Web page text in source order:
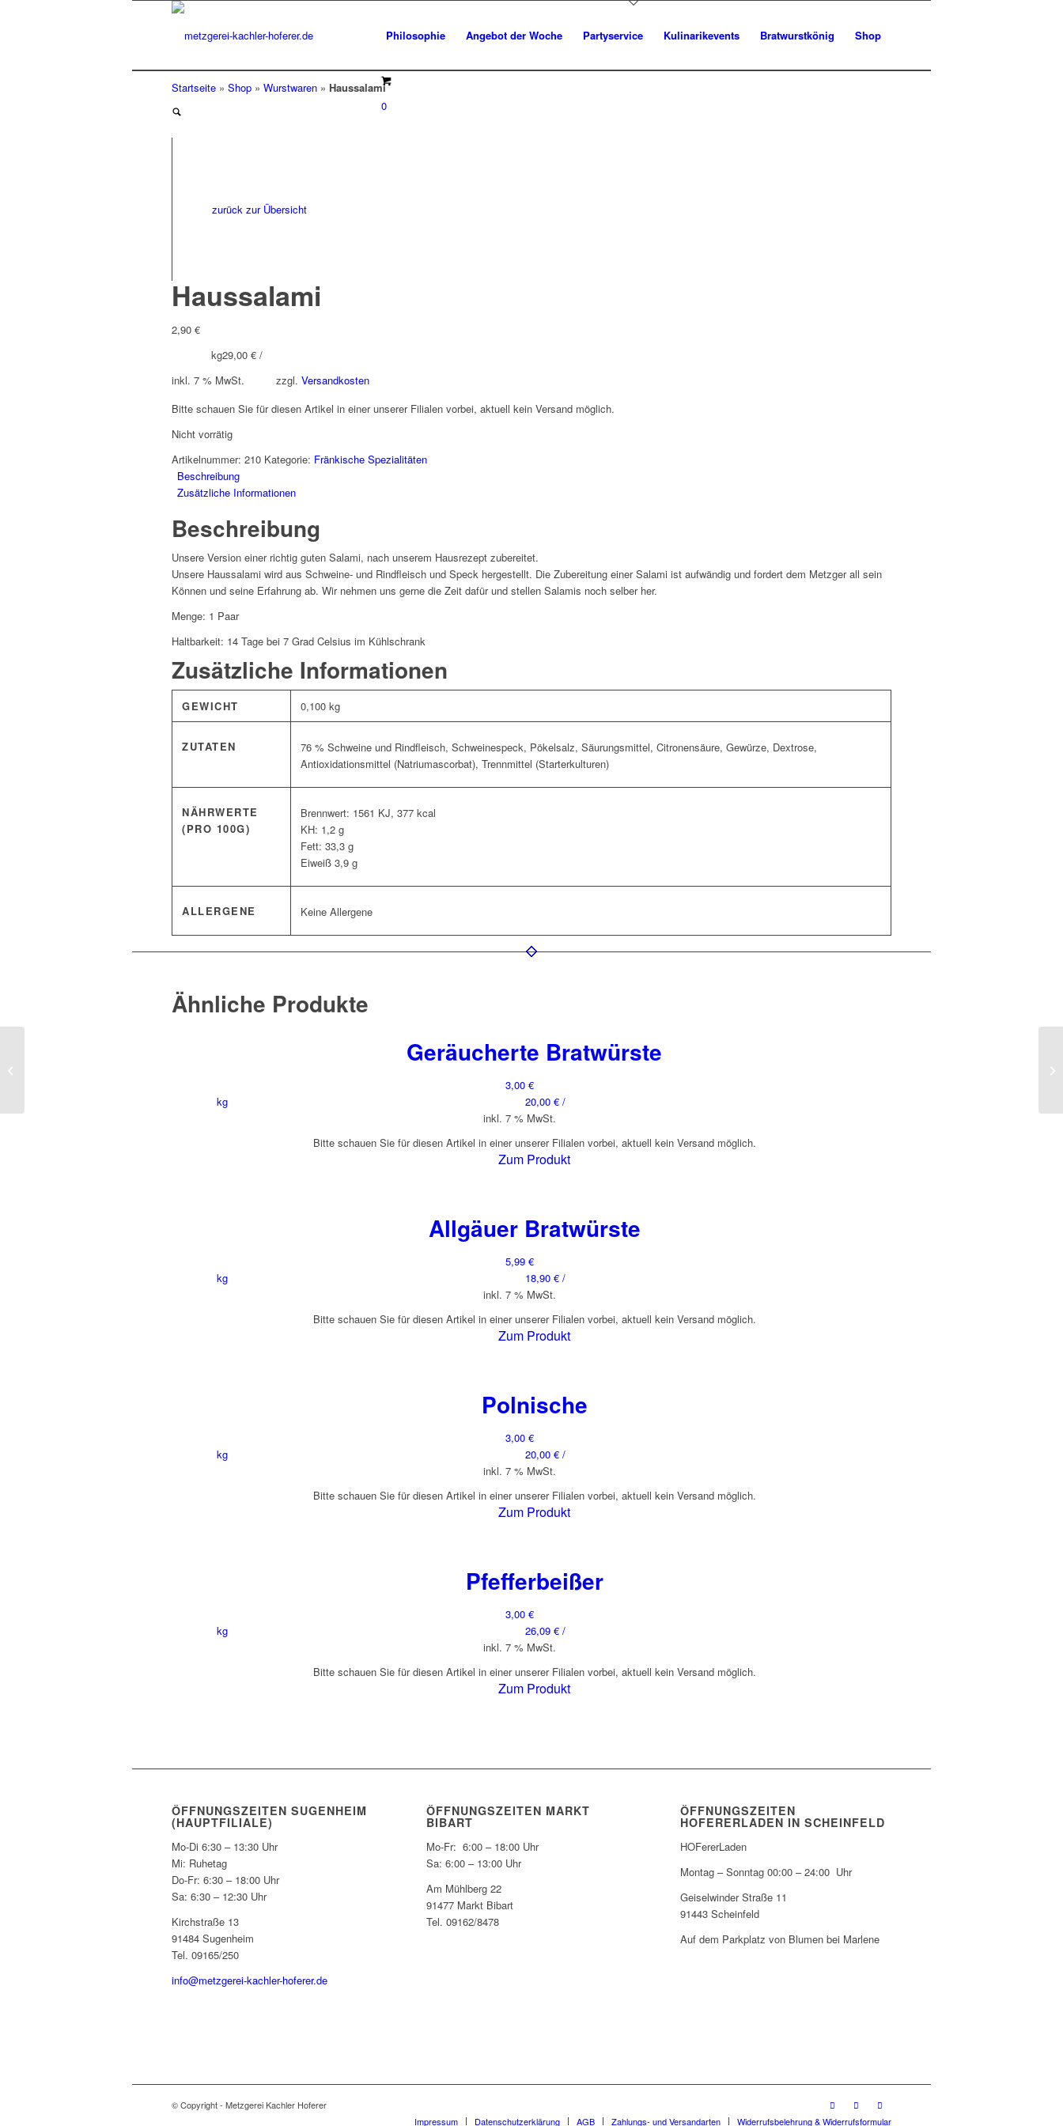
Philosophie Angebot der Woche Partyservice Kulinarikevents Bratwurstkönig Shop
0
Startseite » Shop » Wurstwaren » Haussalami
zurück zur Übersicht
Haussalami
2,90 €
29,00 € /
kg
inkl. 7 % MwSt.
zzgl.Versandkosten
Bitte schauen Sie für diesen Artikel in einer unserer Filialen vorbei, aktuell kein Versand möglich.
Nicht vorrätig
Artikelnummer: 210 Kategorie: Fränkische Spezialitäten
Beschreibung
Zusätzliche Informationen
Beschreibung
Unsere Version einer richtig guten Salami, nach unserem Hausrezept zubereitet.
Unsere Haussalami wird aus Schweine- und Rindfleisch und Speck hergestellt. Die Zubereitung einer Salami ist aufwändig und fordert dem Metzger all sein
Können und seine Erfahrung ab. Wir nehmen uns gerne die Zeit dafür und stellen Salamis noch selber her.
Menge: 1 Paar
Haltbarkeit: 14 Tage bei 7 Grad Celsius im Kühlschrank
Zusätzliche Informationen
GEWICHT 0,100 kg
ZUTATEN
76 % Schweine und Rindfleisch, Schweinespeck, Pökelsalz, Säurungsmittel, Citronensäure, Gewürze, Dextrose,
Antioxidationsmittel (Natriumascorbat), Trennmittel (Starterkulturen)
NÄHRWERTE
(PRO 100G)
Brennwert: 1561 KJ, 377 kcal
KH: 1,2 g
Fett: 33,3 g
Eiweiß 3,9 g
ALLERGENE Keine Allergene
Ähnliche Produkte
Geräucherte Bratwürste
3,00€
20,00 €/
kg
inkl. 7 % MwSt.
Bitte schauen Sie für diesen Artikel in einer unserer Filialen vorbei, aktuell kein Versand möglich.
Zum Produkt
Allgäuer Bratwürste
5,99€
18,90 €/
kg
inkl. 7 % MwSt.
Bitte schauen Sie für diesen Artikel in einer unserer Filialen vorbei, aktuell kein Versand möglich.
Zum Produkt
Polnische
3,00€
20,00 €/
kg
inkl. 7 % MwSt.
Bitte schauen Sie für diesen Artikel in einer unserer Filialen vorbei, aktuell kein Versand möglich.
Zum Produkt
Pfefferbeißer
3,00€
26,09 €/
kg
inkl. 7 % MwSt.
Bitte schauen Sie für diesen Artikel in einer unserer Filialen vorbei, aktuell kein Versand möglich.
Zum Produkt
ÖFFNUNGSZEITEN SUGENHEIM
(HAUPTFILIALE)
Mo-Di 6:30 – 13:30 Uhr
Mi: Ruhetag
Do-Fr: 6:30 – 18:00 Uhr
Sa: 6:30 – 12:30 Uhr
Kirchstraße 13
91484 Sugenheim
Tel. 09165/250
info@metzgerei-kachler-hoferer.de
ÖFFNUNGSZEITEN MARKT
BIBART
Mo-Fr: 6:00 – 18:00 Uhr
Sa: 6:00 – 13:00 Uhr
Am Mühlberg 22
91477 Markt Bibart
Tel. 09162/8478
ÖFFNUNGSZEITEN
HOFERERLADEN IN SCHEINFELD
HOFererLaden
Montag – Sonntag 00:00 – 24:00 Uhr
Geiselwinder Straße 11
91443 Scheinfeld
Auf dem Parkplatz von Blumen bei Marlene
© Copyright - Metzgerei Kachler Hoferer
Impressum
Datenschutzerklärung AGB Zahlungs- und Versandarten Widerrufsbelehrung & Widerrufsformular